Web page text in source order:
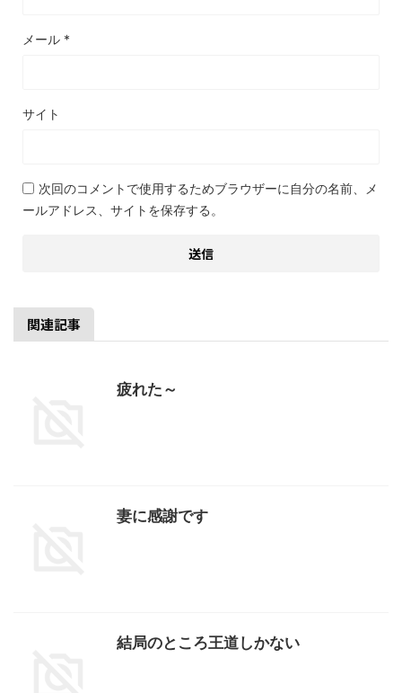
メール *
サイト
次回のコメントで使用するためブラウザーに自分の名前、メ
ールアドレス、サイトを保存する。
関連記事
疲れた～
妻に感謝です
結局のところ王道しかない